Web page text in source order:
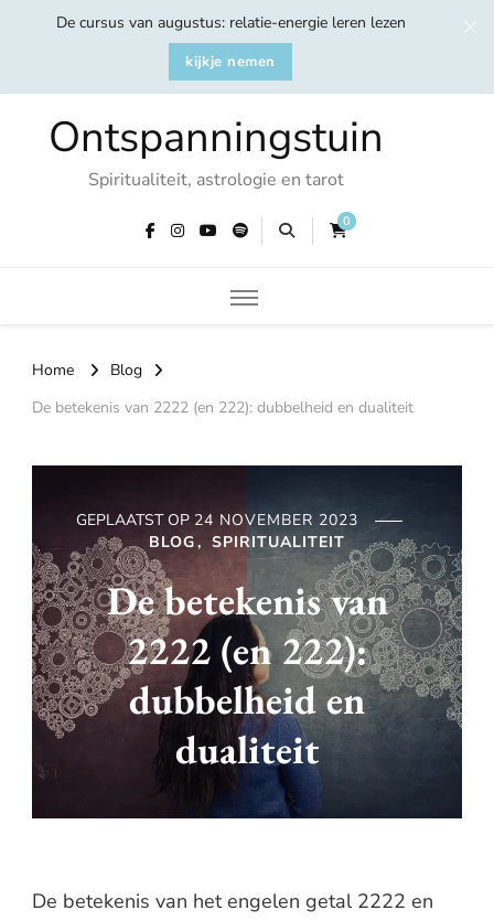
De cursus van augustus: relatie-energie leren lezen
kijkje nemen
Ontspanningstuin
Spiritualiteit, astrologie en tarot
0
Home
Blog
De betekenis van 2222 (en 222): dubbelheid en dualiteit
GEPLAATST OP 24 NOVEMBER 2023
BLOG
SPIRITUALITEIT
De betekenis van
2222 (en 222):
dubbelheid en
dualiteit
De betekenis van het engelen getal 2222 en